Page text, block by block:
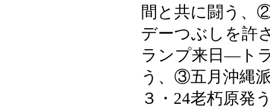
間と共に闘う、
デーつぶしを許
ランプ来日―ト
う、③五月沖縄
３・24老朽原発